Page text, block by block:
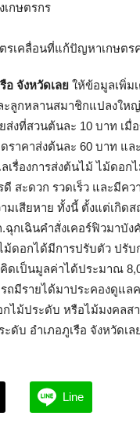
กษตรกร
อ จังหวัดเลย ให้ข้อมูลเพิ่ม
ลูกหลานสมาชิกแปลงให
งที่สวนต้นละ 10 บาท เมื่
ราคาส่งต้นละ 60 บาท แ
รื่องการส่งต้นไม้ ไม้ดอ
สะดวก รวดเร็ว และมีค
มเสียหาย ทั้งนี้ ตั้งแต่เกิด
กเฉินคำสั่งเคอร์ฟิวมาบั
ดอกได้มีการปรับตัว ปรับ
เป็นมูลค่าได้ประมาณ
ถมีรายได้มาประคองดูแ
ไม้ประดับ หรือไม้มงคลส
บ อำเภอภูเรือ จังหวัดเล
Line